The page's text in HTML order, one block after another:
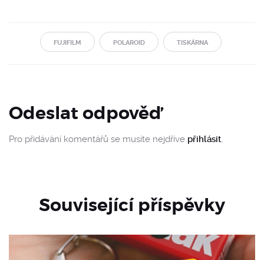
FUJIFILM POLAROID TISKÁRNA
Odeslat odpověď
Pro přidávání komentářů se musíte nejdříve přihlásit.
Související příspěvky